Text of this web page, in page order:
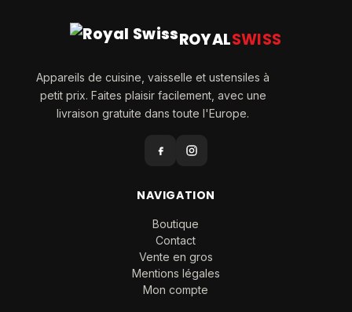
ROYALSWISS
Appareils de cuisine, vaisselle et ustensiles à
petit prix. Faites plaisir facilement, avec une
livraison gratuite dans toute l'Europe.
NAVIGATION
Boutique
Contact
Vente en gros
Mentions légales
Mon compte